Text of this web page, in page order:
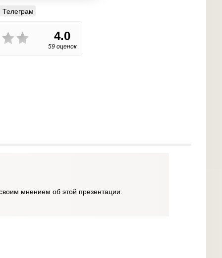
Телеграм
4.0
59 оценок
мнением об этой презентации.